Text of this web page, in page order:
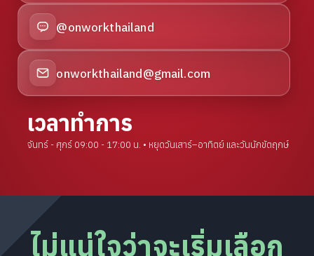
@onworkthailand
onworkthailand@gmail.com
เวลาทำการ
จันทร์ - ศุกร์ 09:00 - 17:00 น. • หยุดวันเสาร์–อาทิตย์ และวันนักขัตฤกษ์
ไม่แน่ใจว่าจะเริ่มเลือก